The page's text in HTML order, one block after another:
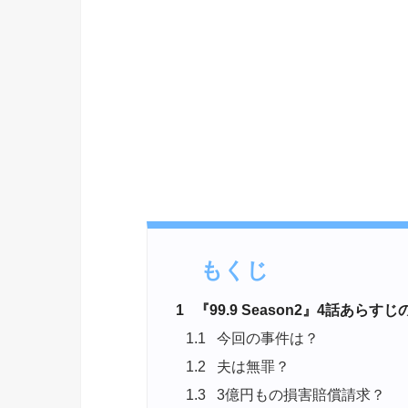
もくじ
1
『99.9 Season2』4話あらすじ
1.1
今回の事件は？
1.2
夫は無罪？
1.3
3億円もの損害賠償請求？